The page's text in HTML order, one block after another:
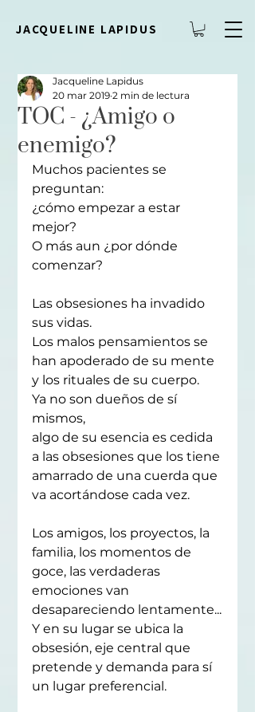
JACQUELINE LAPIDUS
TOC - ¿Amigo o
enemigo?
Jacqueline Lapidus
20 mar 2019 2 min de lectura
Muchos pacientes se
preguntan:
¿cómo empezar a estar
mejor?
O más aun ¿por dónde
comenzar?
Las obsesiones ha invadido
sus vidas.
Los malos pensamientos se
han apoderado de su mente
y los rituales de su cuerpo.
Ya no son dueños de sí
mismos,
algo de su esencia es cedida
a las obsesiones que los tiene
amarrado de una cuerda que
va acortándose cada vez.
Los amigos, los proyectos, la
familia, los momentos de
goce, las verdaderas
emociones van
desapareciendo lentamente...
Y en su lugar se ubica la
obsesión, eje central que
pretende y demanda para sí
un lugar preferencial.